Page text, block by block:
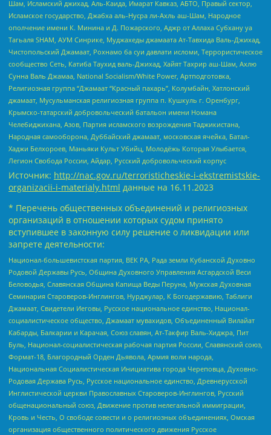
Шам, Исламский джихад, Аль-Каида, Имарат Кавказ, АБТО, Правый сектор,
Исламское государство, Джабха аль-Нусра ли-Ахль аш-Шам, Народное
ополчение имени К. Минина и Д. Пожарского, Аджр от Аллаха Субхану уа
Тагьаля SHAM, АУМ Синрике, Муджахеды джамаата Ат-Тавхида Валь-Джихад,
Чистопольский Джамаат, Рохнамо ба суи давлати исломи, Террористическое
сообщество Сеть, Катиба Таухид валь-Джихад, Хайят Тахрир аш-Шам, Ахлю
Сунна Валь Джамаа, National Socialism/White Power, Артподготовка,
Религиозная группа “Джамаат “Красный пахарь”, Колумбайн, Хатлонский
джамаат, Мусульманская религиозная группа п. Кушкуль г. Оренбург,
Крымско-татарский добровольческий батальон имени Номана
Челебиджихана, Азов, Партия исламского возрождения Таджикистана,
Народная самооборона, Дуббайский джамаат, московская ячейка, Батал-
Хаджи Белхороев, Маньяки Культ Убийц, Молодёжь Которая Улыбается,
Легион Свобода России, Айдар, Русский добровольческий корпус
Источник: http://nac.gov.ru/terroristicheskie-i-ekstremistskie-
organizacii-i-materialy.html данные на 16.11.2023
* Перечень общественных объединений и религиозных
организаций в отношении которых судом принято
вступившее в законную силу решение о ликвидации или
запрете деятельности:
Национал-большевистская партия, ВЕК РА, Рада земли Кубанской Духовно
Родовой Державы Русь, Община Духовного Управления Асгардской Веси
Беловодья, Славянская Община Капища Веды Перуна, Мужская Духовная
Семинария Староверов-Инглингов, Нурджулар, К Богодержавию, Таблиги
Джамаат, Свидетели Иеговы, Русское национальное единство, Национал-
социалистическое общество, Джамаат мувахидов, Объединенный Вилайат
Кабарды, Балкарии и Карачая, Союз славян, Ат-Такфир Валь-Хиджра, Пит
Буль, Национал-социалистическая рабочая партия России, Славянский союз,
Формат-18, Благородный Орден Дьявола, Армия воли народа,
Национальная Социалистическая Инициатива города Череповца, Духовно-
Родовая Держава Русь, Русское национальное единство, Древнерусской
Инглистической церкви Православных Староверов-Инглингов, Русский
общенациональный союз, Движение против нелегальной иммиграции,
Кровь и Честь, О свободе совести и о религиозных объединениях, Омская
организация общественного политического движения Русское